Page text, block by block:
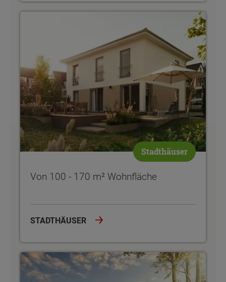
Stadthäuser
Von 100 - 170 m² Wohnfläche
STADTHÄUSER
Von 182 - 190 m² Wohnfläche